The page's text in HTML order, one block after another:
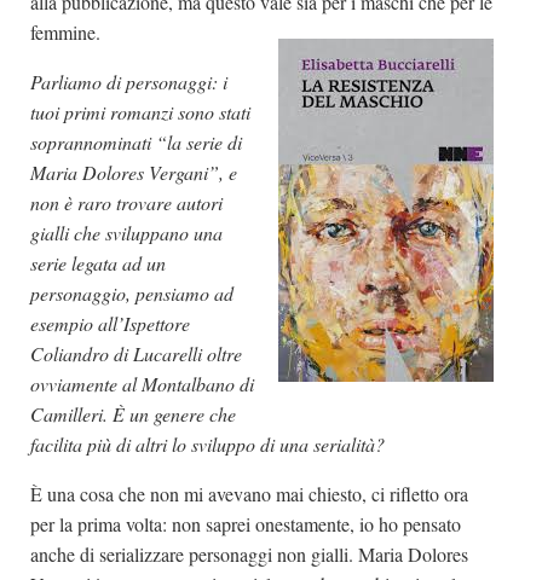
femmine.
Parliamo di personaggi: i
tuoi primi romanzi sono stati
soprannominati “la serie di
Maria Dolores Vergani”, e
non è raro trovare autori
gialli che sviluppano una
serie legata ad un
personaggio, pensiamo ad
esempio all’Ispettore
Coliandro di Lucarelli oltre
ovviamente al Montalbano di
Camilleri. È un genere che
facilita più di altri lo sviluppo di una serialità?
È una cosa che non mi avevano mai chiesto, ci rifletto ora
per la prima volta: non saprei onestamente, io ho pensato
anche di serializzare personaggi non gialli. Maria Dolores